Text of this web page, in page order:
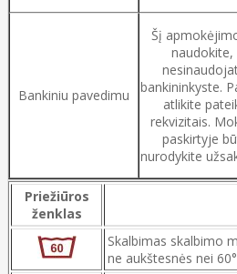
Bankiniu pavedimu
Šį
naudokite,
bankininkyste.
atlikite
rekvizitais.
paskirtyje
nurodykite
Priežiūros
ženklas
Skalbimas skalbimo
ne aukštesnės nei